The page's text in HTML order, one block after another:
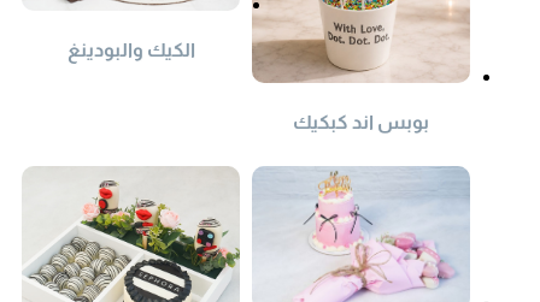
بوبس اند كبكيك
الكيك والبودينغ